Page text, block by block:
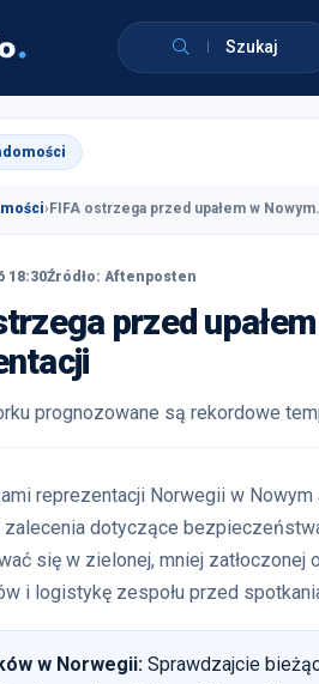
Szukaj
› FIFA ostrzega przed upałem w
18:30Źródło: Aftenposten
przed
prognozowane są rekordowe
reprezentacji Norwegii w
zalecenia dotyczące
się w zielonej, mniej zatłoczonej
i logistykę zespołu przed
w Norwegii: Sprawdzajcie